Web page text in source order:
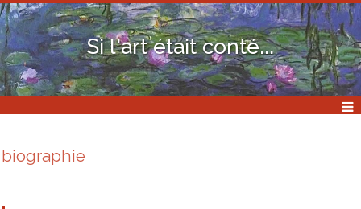
Si l'art était conté...
biographie